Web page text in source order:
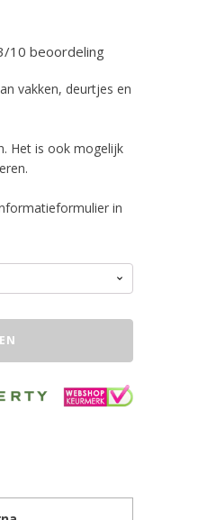
10 beoordeling
vakken, deurtjes en
Het is ook mogelijk
in